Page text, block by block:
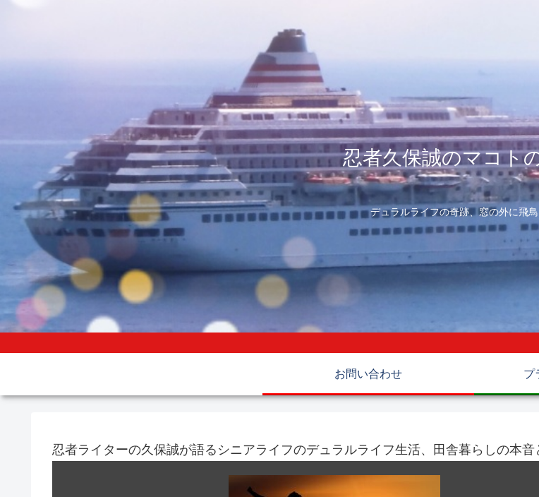
忍者久保誠のマコト
デュラルライフの奇跡、窓の外に飛
お問い合わせ プ
忍者ライターの久保誠が語るシニアライフのデュラルライフ生活、田舎暮らしの本音